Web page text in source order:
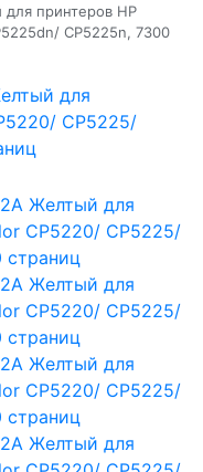
принтеров HP
CP5225n, 7300